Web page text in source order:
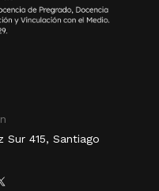
Sur 415, Santiago